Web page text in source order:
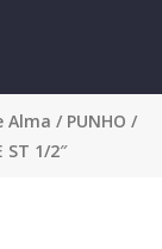
Alma / PUNHO /
ST 1/2″